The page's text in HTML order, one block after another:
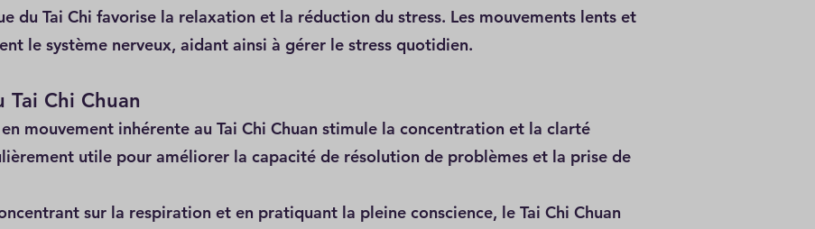
du Tai Chi favorise la relaxation et la réduction du stress. Les mouvements lents et
le système nerveux, aidant ainsi à gérer le stress quotidien.
Chi Chuan
mouvement inhérente au Tai Chi Chuan stimule la concentration et la clarté
utile pour améliorer la capacité de résolution de problèmes et la prise de
sur la respiration et en pratiquant la pleine conscience, le Tai Chi Chuan